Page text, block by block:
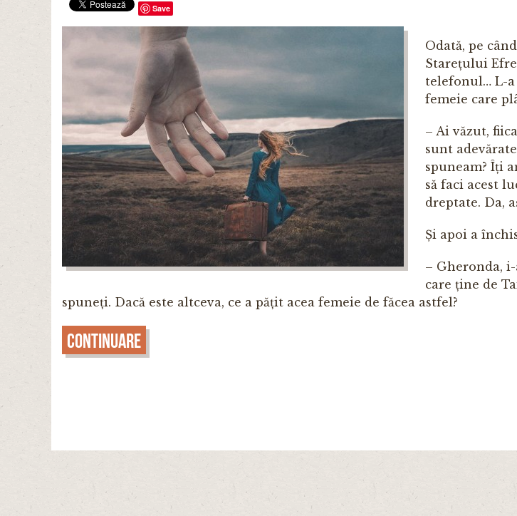
Save
Odată, pe
Starețului
telefonul… L-
femeie care
– Ai văzut,
sunt
spuneam? Îți
să faci acest
dreptate. Da,
Și apoi a
– Gheronda, i-
care ține de
spuneți. Dacă este altceva, ce a pățit acea femeie de făcea astfel?
Continuare